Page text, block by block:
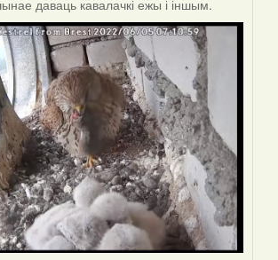
даваць кавалачкі ежы і іншым.